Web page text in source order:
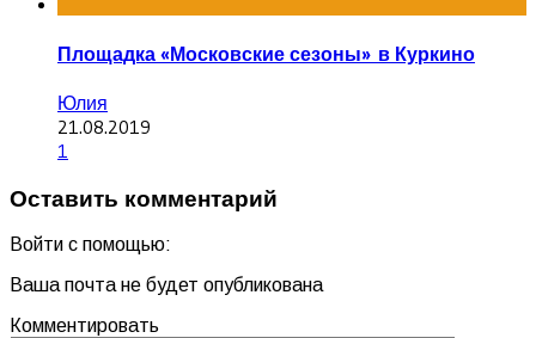
Площадка «Московские сезоны» в Куркино
Юлия
21.08.2019
1
Оставить комментарий
Войти с помощью:
Ваша почта не будет опубликована
Комментировать